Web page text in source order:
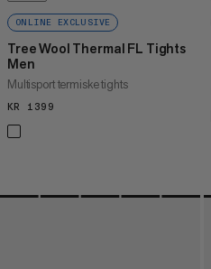
ONLINE EXCLUSIVE
Tree Wool Thermal FL Tights
Men
Multisport termiske tights
KR 1399